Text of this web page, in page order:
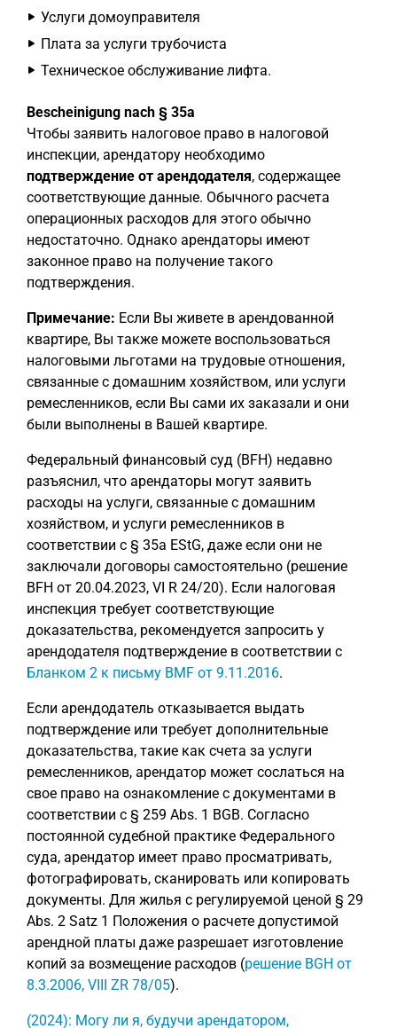
Услуги домоуправителя
Плата за услуги трубочиста
Техническое обслуживание лифта.
Bescheinigung nach § 35a
Чтобы заявить налоговое право в налоговой
инспекции, арендатору необходимо
подтверждение от арендодателя, содержащее
соответствующие данные. Обычного расчета
операционных расходов для этого обычно
недостаточно. Однако арендаторы имеют
законное право на получение такого
подтверждения.
Примечание: Если Вы живете в арендованной
квартире, Вы также можете воспользоваться
налоговыми льготами на трудовые отношения,
связанные с домашним хозяйством, или услуги
ремесленников, если Вы сами их заказали и они
были выполнены в Вашей квартире.
Федеральный финансовый суд (BFH) недавно
разъяснил, что арендаторы могут заявить
расходы на услуги, связанные с домашним
хозяйством, и услуги ремесленников в
соответствии с § 35a EStG, даже если они не
заключали договоры самостоятельно (решение
BFH от 20.04.2023, VI R 24/20). Если налоговая
инспекция требует соответствующие
доказательства, рекомендуется запросить у
арендодателя подтверждение в соответствии с
Бланком 2 к письму BMF от 9.11.2016.
Если арендодатель отказывается выдать
подтверждение или требует дополнительные
доказательства, такие как счета за услуги
ремесленников, арендатор может сослаться на
свое право на ознакомление с документами в
соответствии с § 259 Abs. 1 BGB. Согласно
постоянной судебной практике Федерального
суда, арендатор имеет право просматривать,
фотографировать, сканировать или копировать
документы. Для жилья с регулируемой ценой § 29
Abs. 2 Satz 1 Положения о расчете допустимой
арендной платы даже разрешает изготовление
копий за возмещение расходов (решение BGH от
8.3.2006, VIII ZR 78/05).
(2024): Могу ли я, будучи арендатором,